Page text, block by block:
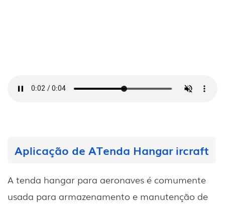
Aplicação de ATenda Hangar ircraft
A tenda hangar para aeronaves é comumente
usada para armazenamento e manutenção de